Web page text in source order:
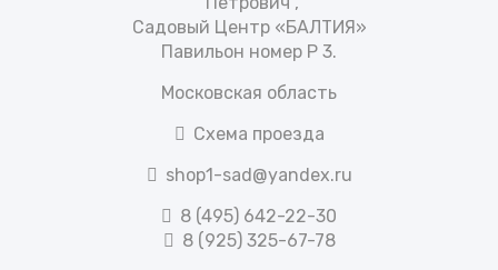
Садовый Центр «БАЛТИЯ»
Павильон номер Р 3.
Московская область
Схема проезда
shop1-sad@yandex.ru
8 (495) 642-22-30
8 (925) 325-67-78